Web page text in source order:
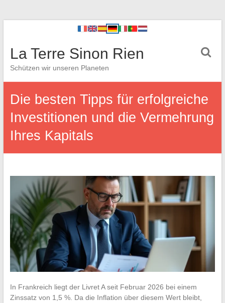
La Terre Sinon Rien
Schützen wir unseren Planeten
Die besten Tipps für erfolgreiche
Investitionen und die Vermehrung
Ihres Kapitals
In Frankreich liegt der Livret A seit Februar 2026 bei einem
Zinssatz von 1,5 %. Da die Inflation über diesem Wert bleibt,